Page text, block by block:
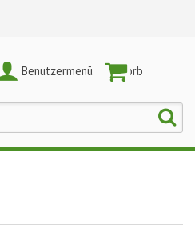
Warenkorb
Benutzermenü